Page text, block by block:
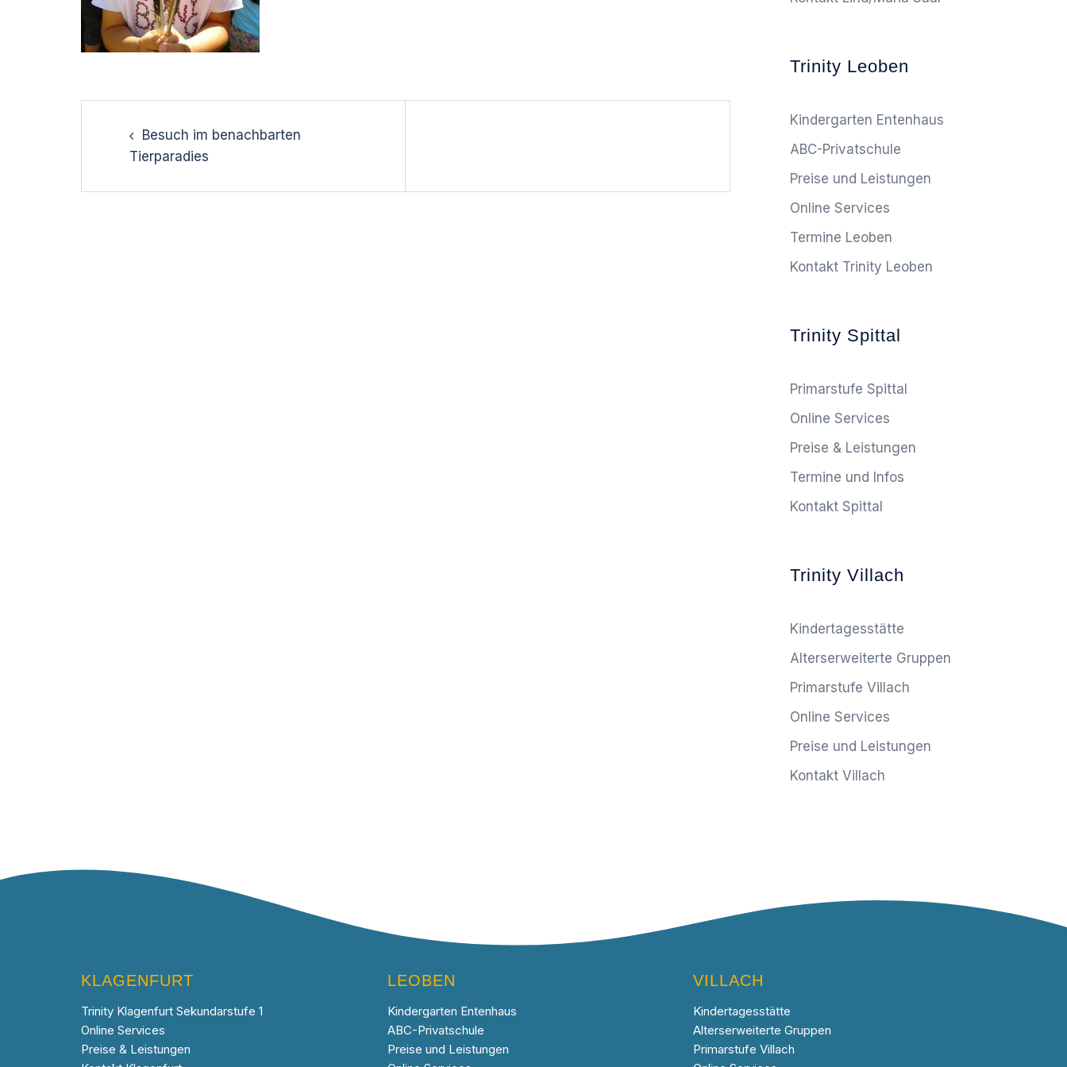
navigationBesuch im benachbarten
Tierparadies
Trinity Leoben
Kindergarten Entenhaus
ABC-Privatschule
Preise und Leistungen
Online Services
Termine Leoben
Kontakt Trinity Leoben
Trinity Spittal
Primarstufe Spittal
Online Services
Preise & Leistungen
Termine und Infos
Kontakt Spittal
Trinity Villach
Kindertagesstätte
Alterserweiterte Gruppen
Primarstufe Villach
Online Services
Preise und Leistungen
Kontakt Villach
KLAGENFURT
Trinity Klagenfurt Sekundarstufe 1
Online Services
Preise & Leistungen
LEOBEN
Kindergarten Entenhaus
ABC-Privatschule
Preise und Leistungen
VILLACH
Kindertagesstätte
Alterserweiterte Gruppen
Primarstufe Villach